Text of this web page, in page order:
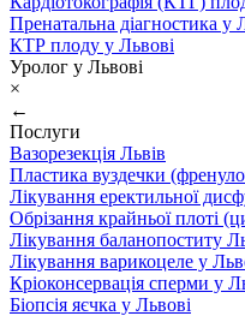
Пренатальна діагностика у
КТР плоду у Львові
Уролог у Львові
×
←
Послуги
Вазорезекція Львів
Пластика вуздечки
Лікування еректильної
Обрізання крайньої плоті
Лікування баланопоститу
Лікування варикоцеле у
Кріоконсервація сперми у
Біопсія яєчка у Львові